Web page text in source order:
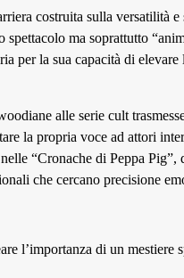
costruita sulla versatilità e
ma soprattutto
per la sua capacità di elevare
alle serie cult
la propria voce ad attori
“Cronache di Peppa Pig”,
che cercano precisione
l’importanza di un mestiere